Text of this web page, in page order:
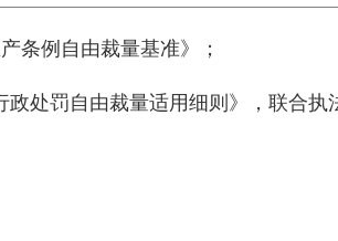
条例自由裁量基准》；
处罚自由裁量适用细则》，联合执